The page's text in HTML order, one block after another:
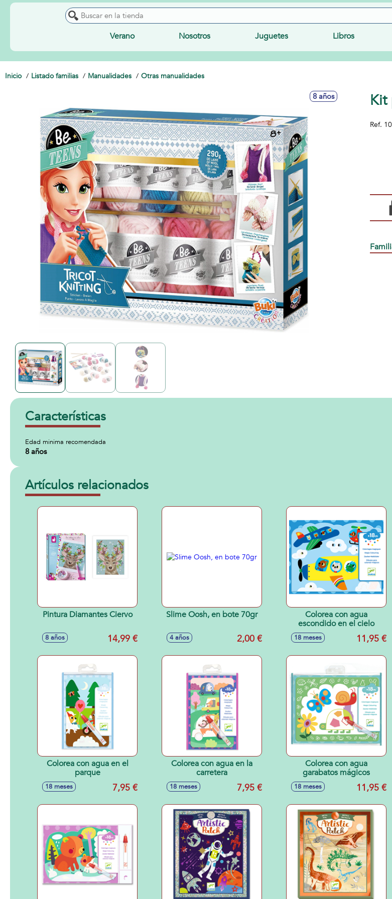
Verano Nosotros Juguetes Libros
Inicio Listado familias Manualidades Otras manualidades
8 años Kit
Ref.
Características
Edad minima recomendada
8 años
Artículos relacionados
Pintura Diamantes Ciervo
8 años 14,99 €
Slime Oosh, en bote 70gr
4 años 2,00 €
Colorea con agua
escondido en el cielo
18 meses 11,95 €
Colorea con agua en el
parque
18 meses 7,95 €
Colorea con agua en la
carretera
18 meses 7,95 €
Colorea con agua
garabatos mágicos
18 meses 11,95 €